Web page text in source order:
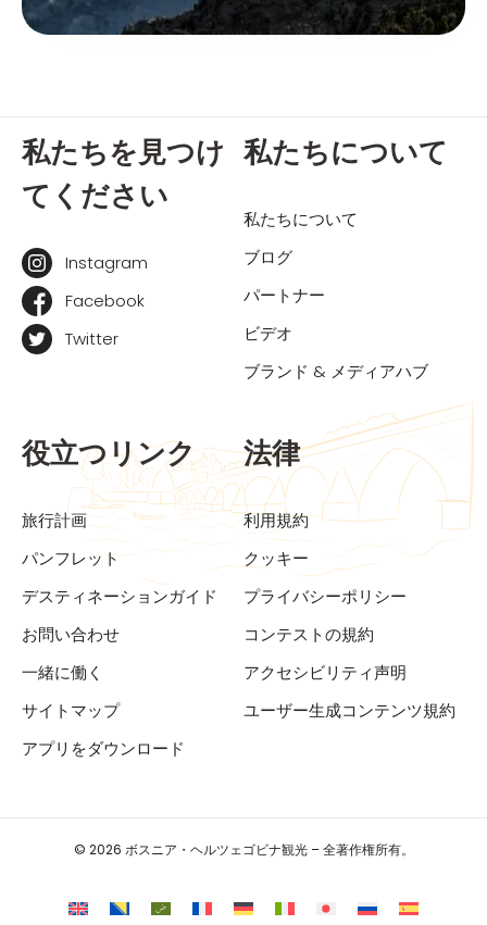
私たちを見つけ
てください
Instagram
Facebook
Twitter
私たちについて
私たちについて
ブログ
パートナー
ビデオ
ブランド & メディアハブ
役立つリンク
旅行計画
パンフレット
デスティネーションガイド
お問い合わせ
一緒に働く
サイトマップ
アプリをダウンロード
法律
利用規約
クッキー
プライバシーポリシー
コンテストの規約
アクセシビリティ声明
ユーザー生成コンテンツ規約
© 2026 ボスニア・ヘルツェゴビナ観光 – 全著作権所有。